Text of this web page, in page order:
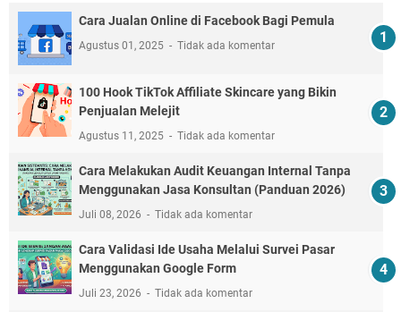
Cara Jualan Online di Facebook Bagi Pemula
Agustus 01, 2025 Tidak ada komentar
100 Hook TikTok Affiliate Skincare yang Bikin
Penjualan Melejit
Agustus 11, 2025 Tidak ada komentar
Cara Melakukan Audit Keuangan Internal Tanpa
Menggunakan Jasa Konsultan (Panduan 2026)
Juli 08, 2026 Tidak ada komentar
Cara Validasi Ide Usaha Melalui Survei Pasar
Menggunakan Google Form
Juli 23, 2026 Tidak ada komentar